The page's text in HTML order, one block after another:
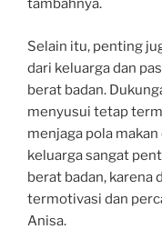
tambahnya.
Selain itu, penting
dari keluarga dan
berat badan.
menyusui tetap
menjaga pola makan
keluarga sangat
berat badan, karena
termotivasi dan
Anisa.